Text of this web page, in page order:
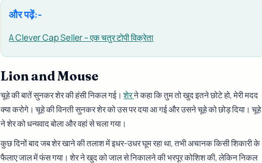
और पढ़ें:-
A Clever Cap Seller – एक चतुर टोपी विक्रेता
Lion and Mouse
चूहे की बातें सुनकर शेर की हंसी निकल गई।शेरने कहा कि तुम तो खुद इतने छोटे हो, मेरी मदद
क्या करोगे। चूहे की विनती सुनकर शेर को उस पर दया आ गई और उसने चूहे को छोड़ दिया। चूहे
ने शेर को धन्यवाद बोला और वहां से चला गया।
कुछ दिनों बाद जब शेर खाने की तलाश में इधर-उधर घूम रहा था, तभी अचानक किसी शिकारी के
फैलाए जाल में फंस गया। शेर ने खुद को जाल से निकालने की भरपूर कोशिश की, लेकिन निकल